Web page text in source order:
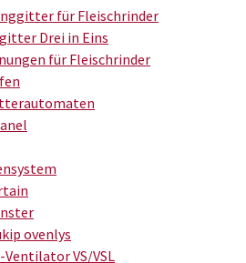
für Fleischrinder
Drei in Eins
für Fleischrinder
ovenlys
Ventilator VS/VSL